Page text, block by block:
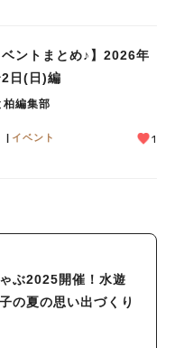
ベントまとめ♪】2026年
日(日)編
柏編集部
イベント 1
ゃぶ2025開催！水遊
の夏の思い出づくり